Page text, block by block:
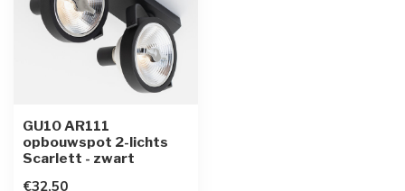
GU10 AR111
opbouwspot 2-lichts
Scarlett - zwart
€32,50